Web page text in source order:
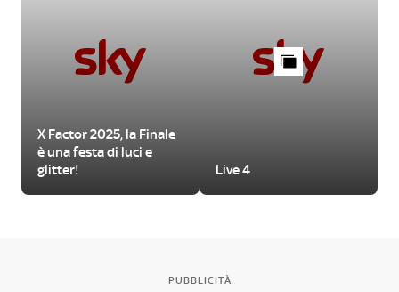
X Factor 2025, la Finale
è una festa di luci e
glitter!
Live 4
PUBBLICITÀ